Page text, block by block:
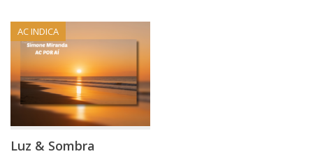
AC INDICA
Luz & Sombra